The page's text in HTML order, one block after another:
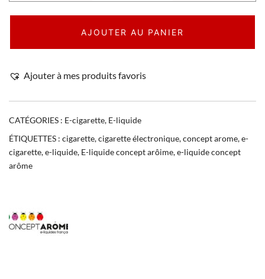
AJOUTER AU PANIER
Ajouter à mes produits favoris
CATÉGORIES : E-cigarette, E-liquide
ÉTIQUETTES : cigarette,cigarette électronique,concept arome,e-
cigarette,e-liquide, E-liquide concept arôime,e-liquide concept
arôme